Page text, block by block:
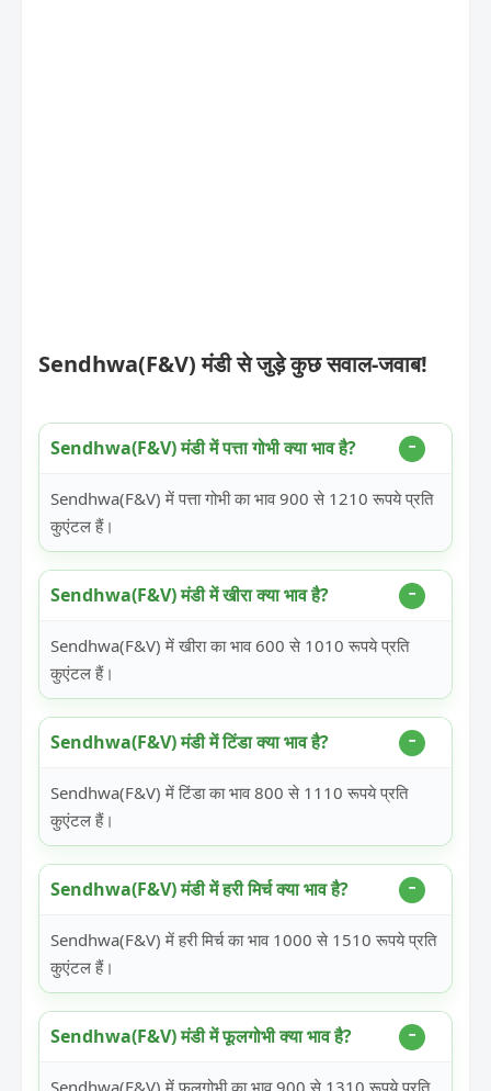
Sendhwa(F&V) मंडी से जुड़े कुछ सवाल-जवाब!
Sendhwa(F&V) मंडी में पत्ता गोभी क्या भाव है?
Sendhwa(F&V) में पत्ता गोभी का भाव 900 से 1210 रूपये प्रति
कुएंटल हैं।
Sendhwa(F&V) मंडी में खीरा क्या भाव है?
Sendhwa(F&V) में खीरा का भाव 600 से 1010 रूपये प्रति
कुएंटल हैं।
Sendhwa(F&V) मंडी में टिंडा क्या भाव है?
Sendhwa(F&V) में टिंडा का भाव 800 से 1110 रूपये प्रति
कुएंटल हैं।
Sendhwa(F&V) मंडी में हरी मिर्च क्या भाव है?
Sendhwa(F&V) में हरी मिर्च का भाव 1000 से 1510 रूपये प्रति
कुएंटल हैं।
Sendhwa(F&V) मंडी में फूलगोभी क्या भाव है?
Sendhwa(F&V) में फूलगोभी का भाव 900 से 1310 रूपये प्रति